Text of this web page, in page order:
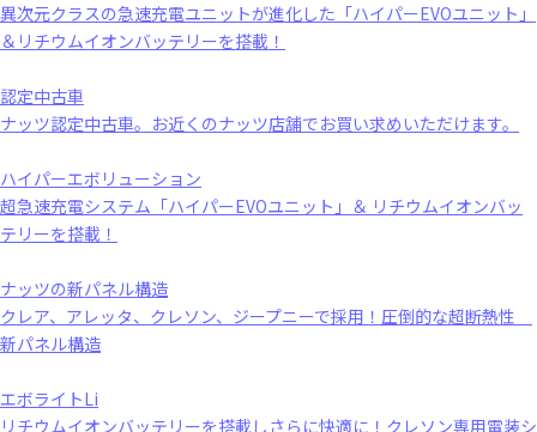
異次元クラスの急速充電ユニットが進化した「ハイパーEVOユニット」
＆リチウムイオンバッテリーを搭載！
認定中古車
ナッツ認定中古車。お近くのナッツ店舗でお買い求めいただけます。
ハイパーエボリューション
超急速充電システム「ハイパーEVOユニット」＆ リチウムイオンバッ
テリーを搭載！
ナッツの新パネル構造
クレア、アレッタ、クレソン、ジープニーで採用！圧倒的な超断熱性
新パネル構造
エボライトLi
リチウムイオンバッテリーを搭載しさらに快適に！クレソン専用電装シ